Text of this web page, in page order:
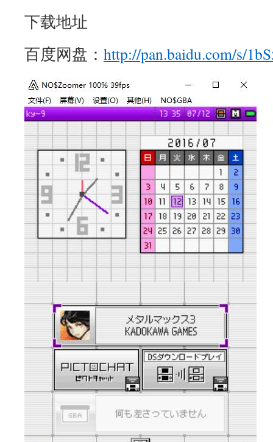
下载地址
百度网盘： http://pan.baidu.com/s/